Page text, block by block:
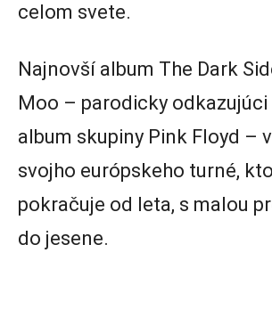
celom svete.
Najnovší album The Dark
Moo – parodicky odkazujúci
album skupiny Pink Floyd –
svojho európskeho turné,
pokračuje od leta, s malou
do jesene.